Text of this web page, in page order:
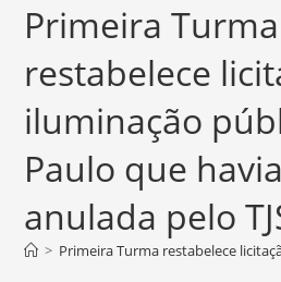
Primeira Turma
restabelece
iluminação
Paulo que
anulada pelo
> Primeira Turma restabelece